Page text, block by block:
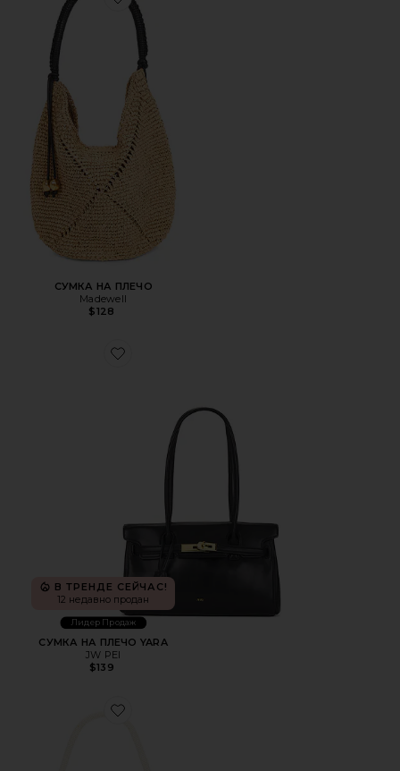
Favorite СУМКА НА ПЛЕЧО
СУМКА НА ПЛЕЧО
Madewell
$128
Favorite СУМКА НА ПЛЕЧО YARA
В ТРЕНДЕ СЕЙЧАС!
12 недавно продан
Лидер Продаж
СУМКА НА ПЛЕЧО YARA
JW PEI
$139
Favorite СУМКА CAMPBELL